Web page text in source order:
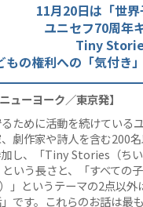
11月20日は「世界
ユニセフ70周年
Tiny
もの権利への「気付き
ーヨーク／東京発】
ために活動を続けている
劇作家や詩人を含む200
し、「Tiny Stories（ち
いう長さと、「すべての
というテーマの2点以外
です。これらのお話は最